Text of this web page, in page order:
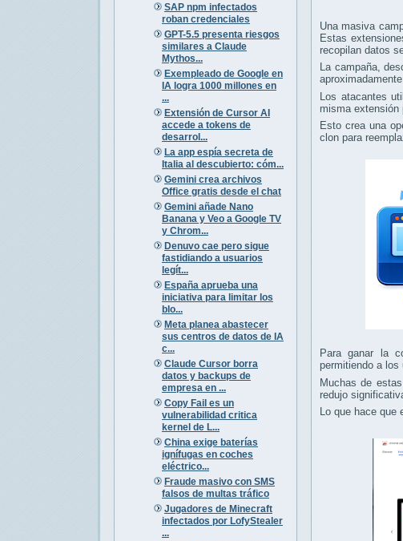
SAP npm infectados
roban credenciales
GPT-5.5 presenta riesgos
similares a Claude
Mythos...
Exempleado de Google en
IA logra 1000 millones en
...
Extensión de Cursor AI
accede a tokens de
desarrol...
La app espía secreta de
Italia al descubierto: cóm...
Gemini crea archivos
Office gratis desde el chat
Gemini añade Nano
Banana y Veo a Google TV
y Chrom...
Denuvo cae pero sigue
fastidiando a usuarios
legít...
España aprueba una
iniciativa para limitar los
blo...
Meta planea abastecer
sus centros de datos de IA
c...
Claude Cursor borra
datos y backups de
empresa en ...
Copy Fail es un
vulnerabilidad critica
kernel de L...
China exige baterías
ignífugas en coches
eléctrico...
Fraude masivo con SMS
falsos de multas tráfico
Jugadores de Minecraft
infectados por LofyStealer
...
Una masiva
Estas
recopilan datos
La campaña,
aproximadamente
Los atacantes
misma extensión
Esto crea una
clon para
Para ganar la
permitiendo a los
Muchas de
redujo
Lo que hace que